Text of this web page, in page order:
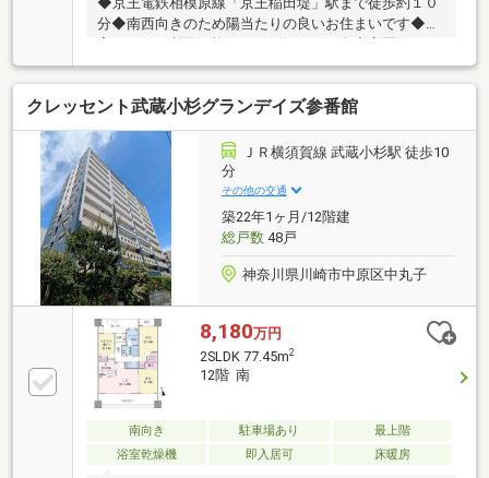
分◆南西向きのため陽当たりの良いお住まいです◆居
ズスペースとしても重宝する和室もございます◆２０
２６年８月にリフォーム完了予定です【株式会社リビ
ングライフ】創業35年の信頼で未公開情報多数のリビ
ングライフがご紹介します。宅建士×FP×住宅ローンア
ドバイザーの資格を併せ持つ『ライフ・エキスパー
ト・プランナー』がお客様の老後も見据えたライフプ
ランを無料作成。お気軽にご相談下さい！☆物件のお
問合せは〈0120-502-278〉☆
クレッセント武蔵小杉グランデイズ参番館
ＪＲ横須賀線 武蔵小杉駅 徒歩10
分
その他の交通
築22年1ヶ月/12階建
総戸数48戸
神奈川県川崎市中原区中丸子
8,180万円
2SLDK 77.45m2
12階 南
南向き 駐車場あり
最上階
浴室乾燥機
即入居可 床暖房